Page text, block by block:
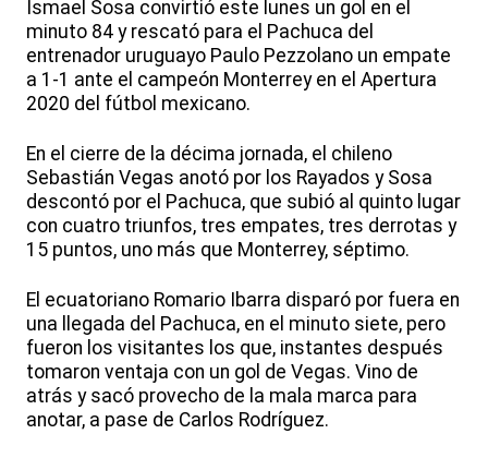
Ismael Sosa convirtió este lunes un gol en el
minuto 84 y rescató para el Pachuca del
entrenador uruguayo Paulo Pezzolano un empate
a 1-1 ante el campeón Monterrey en el Apertura
2020 del fútbol mexicano.
En el cierre de la décima jornada, el chileno
Sebastián Vegas anotó por los Rayados y Sosa
descontó por el Pachuca, que subió al quinto lugar
con cuatro triunfos, tres empates, tres derrotas y
15 puntos, uno más que Monterrey, séptimo.
El ecuatoriano Romario Ibarra disparó por fuera en
una llegada del Pachuca, en el minuto siete, pero
fueron los visitantes los que, instantes después
tomaron ventaja con un gol de Vegas. Vino de
atrás y sacó provecho de la mala marca para
anotar, a pase de Carlos Rodríguez.